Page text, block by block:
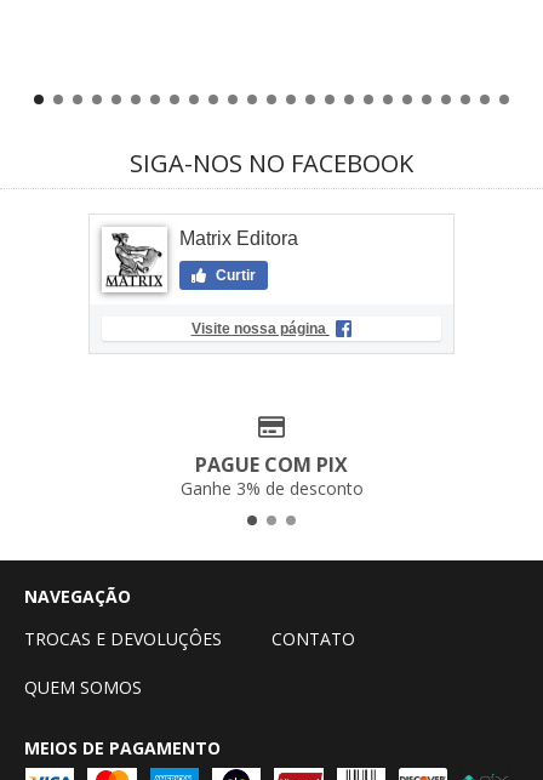
SIGA-NOS NO FACEBOOK
Matrix Editora
Curtir
Visite nossa página
PAGUE COM PIX
Ganhe 3% de desconto
NAVEGAÇÃO
TROCAS E DEVOLUÇÔES
CONTATO
QUEM SOMOS
MEIOS DE PAGAMENTO